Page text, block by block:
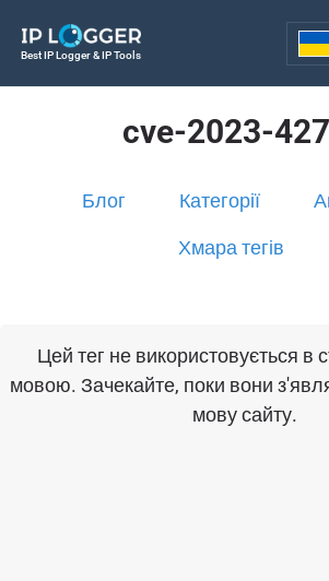
Best IP Logger & IP Tools
cve-2023-
Блог Категорії
Хмара тегів